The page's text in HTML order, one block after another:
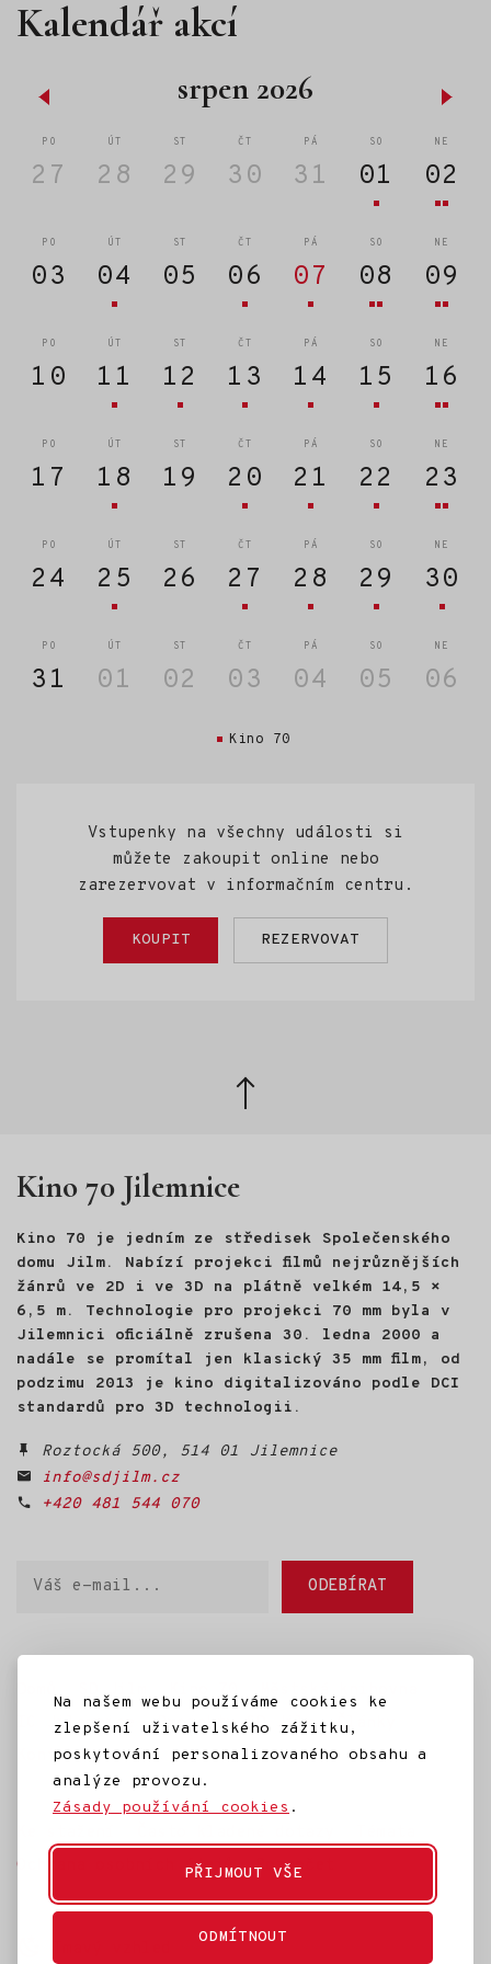
Na našem webu používáme cookies ke
zlepšení uživatelského zážitku,
poskytování personalizovaného obsahu a
analýze provozu.
Zásady používání cookies .
PŘIJMOUT VŠE
ODMÍTNOUT
Kalendář akcí
srpen 2026
PO
27
ÚT
28
ST
29
ČT
30
PÁ
31
SO
01
NE
02
PO
03
ÚT
04
ST
05
ČT
06
PÁ
07
SO
08
NE
09
PO
10
ÚT
11
ST
12
ČT
13
PÁ
14
SO
15
NE
16
PO
17
ÚT
18
ST
19
ČT
20
PÁ
21
SO
22
NE
23
PO
24
ÚT
25
ST
26
ČT
27
PÁ
28
SO
29
NE
30
PO
31
ÚT
01
ST
02
ČT
03
PÁ
04
SO
05
NE
06
Kino 70
Vstupenky na všechny události si
můžete zakoupit online nebo
zarezervovat v informačním centru.
KOUPIT REZERVOVAT
Zpět
nahoru
Kino 70 Jilemnice
Kino 70 je jedním ze středisek Společenského
domu Jilm. Nabízí projekci filmů nejrůznějších
žánrů ve 2D i ve 3D na plátně velkém 14,5 ×
6,5 m. Technologie pro projekci 70 mm byla v
Jilemnici oficiálně zrušena 30. ledna 2000 a
nadále se promítal jen klasický 35 mm film, od
podzimu 2013 je kino digitalizováno podle DCI
standardů pro 3D technologii.
Roztocká 500, 514 01 Jilemnice
info@sdjilm.cz
+420 481 544 070
ODEBÍRAT
SD Jilm Kino 70
Městská knihovna
IC Jilemnice
Projekty SD Jilm
Články
Kontakt
Ochrana osobních údajů
Rozpočet